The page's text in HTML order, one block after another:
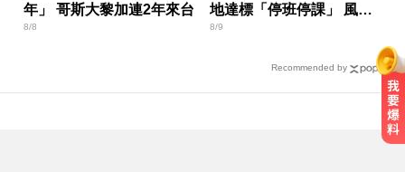
年」 哥斯大黎加連2年來台
8/8
地達標「停班停課」 風雨
預測一次看
8/9
Recommended by